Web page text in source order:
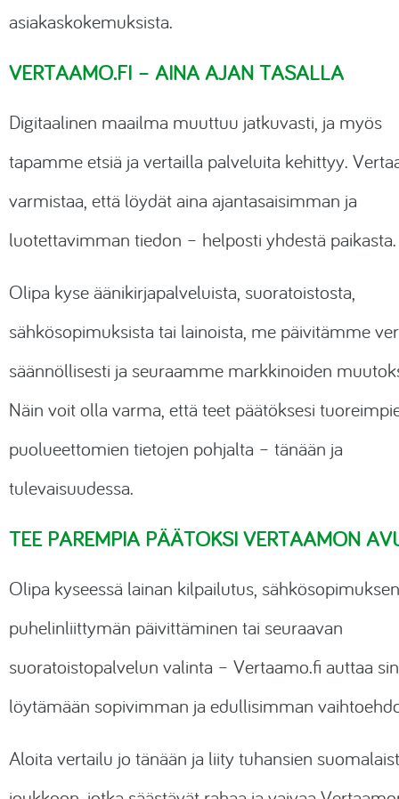
asiakaskokemuksista.
VERTAAMO.FI – AINA AJAN TASALLA
Digitaalinen maailma muuttuu jatkuvasti, ja myös
tapamme etsiä ja vertailla palveluita kehittyy.
varmistaa, että löydät aina ajantasaisimman ja
luotettavimman tiedon – helposti yhdestä paikasta.
Olipa kyse äänikirjapalveluista, suoratoistosta,
sähkösopimuksista tai lainoista, me päivitämme
säännöllisesti ja seuraamme markkinoiden
Näin voit olla varma, että teet päätöksesi
puolueettomien tietojen pohjalta – tänään ja
tulevaisuudessa.
TEE PAREMPIA PÄÄTÖKSI VERTAAMON
Olipa kyseessä lainan kilpailutus,
puhelinliittymän päivittäminen tai seuraavan
suoratoistopalvelun valinta – Vertaamo.fi auttaa
löytämään sopivimman ja edullisimman
Aloita vertailu jo tänään ja liity tuhansien